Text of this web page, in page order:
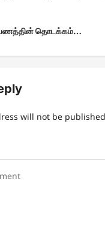
தொடக்கம்…
will not be